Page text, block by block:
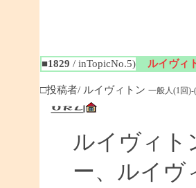
■1829 / inTopicNo.5) ルイヴィ
□投稿者/ ルイヴィトン 一般人(1回)-
ルイヴィト
ー、ルイヴ